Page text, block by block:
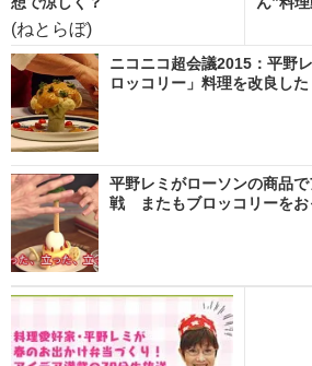
(ねとらぼ)
ニコニコ超会議2015：平野
ロッコリー」料理を改良した
平野レミがローソンの商品
戦 またもブロッコリーをお